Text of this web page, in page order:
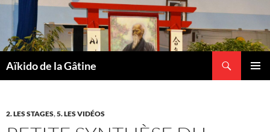
Aïkido de la Gâtine
2. LES STAGES,5. LES VIDÉOS